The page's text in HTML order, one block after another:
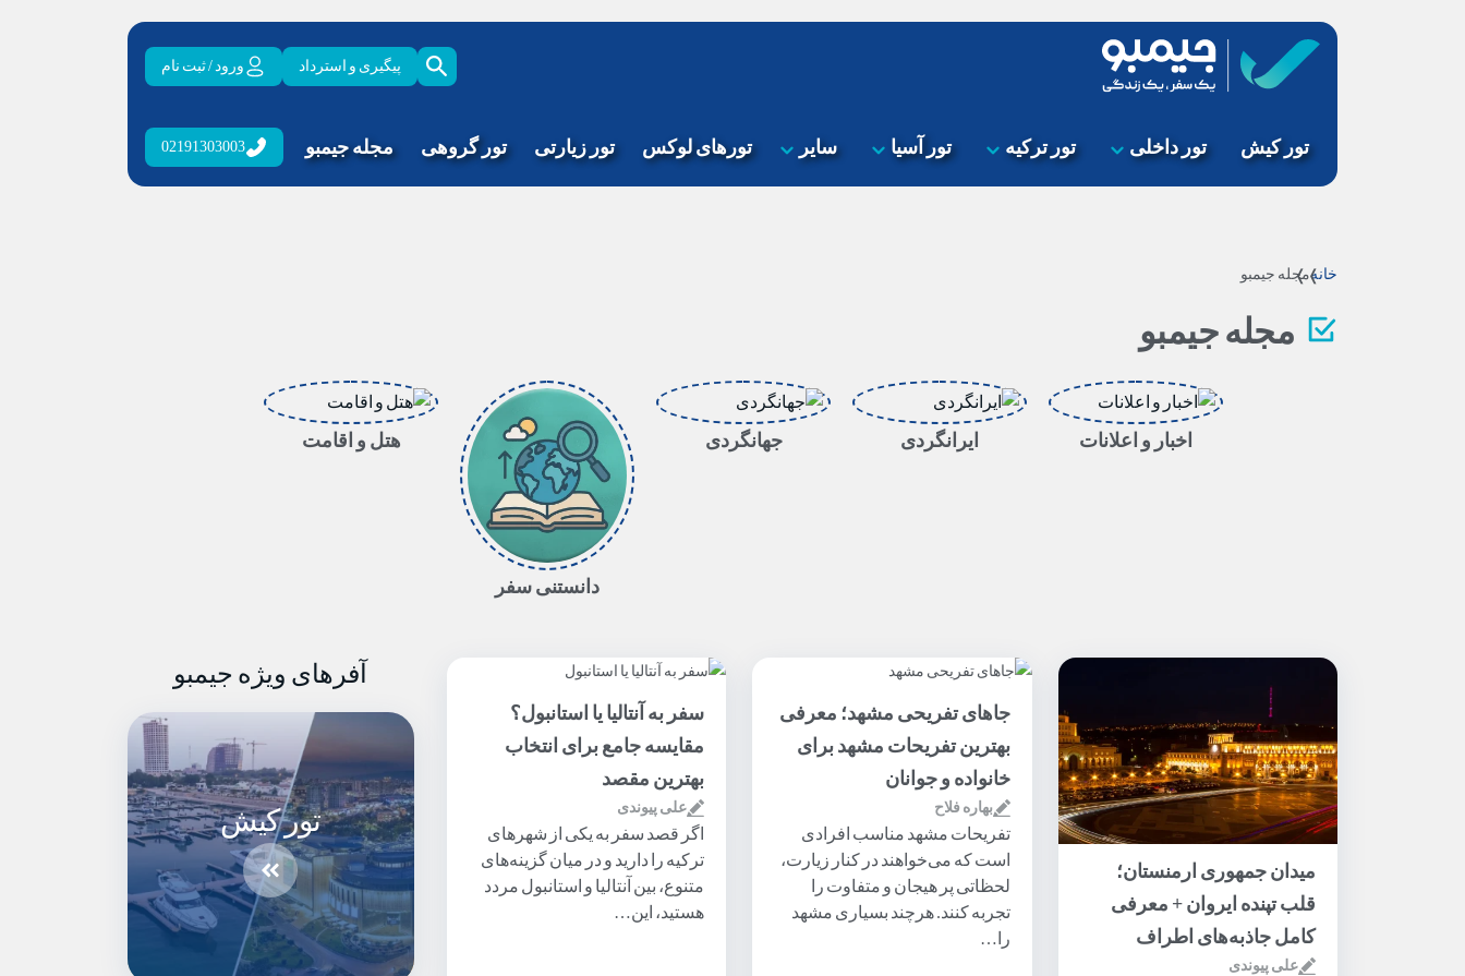
پیگیری و استرداد ورود / ثبت نام
تور کیش تور داخلی تور ترکیه تور آسیا سایر تورهای لوکس تور زیارتی تور گروهی مجله جیمبو 02191303003
خانهمجله جیمبو
مجله جیمبو
اخبار و اعلانات ایرانگردی جهانگردی
دانستنی سفر
هتل و اقامت
میدان جمهوری ارمنستان؛
قلب تپنده ایروان + معرفی
کامل جاذبه‌های اطراف
علی پیوندی
جاهای تفریحی مشهد؛ معرفی
بهترین تفریحات مشهد برای
خانواده و جوانان
بهاره فلاح
تفریحات مشهد مناسب افرادی
است که می‌خواهند در کنار زیارت،
لحظاتی پر هیجان و متفاوت را
تجربه کنند. هرچند بسیاری مشهد
را…
سفر به آنتالیا یا استانبول؟
مقایسه جامع برای انتخاب
بهترین مقصد
علی پیوندی
اگر قصد سفر به یکی از شهرهای
ترکیه را دارید و در میان گزینه‌های
متنوع، بین آنتالیا و استانبول مردد
هستید، این…
آفرهای ویژه جیمبو
تور کیش